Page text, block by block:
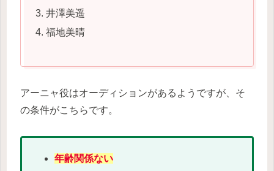
井澤美遥
福地美晴
アーニャ役はオーディションがあるようですが、そ
の条件がこちらです。
年齢関係ない